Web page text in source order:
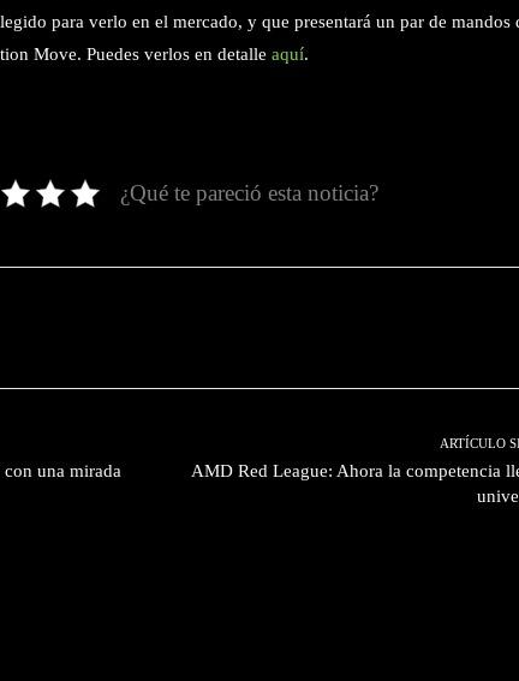
para verlo en el mercado, y que presentará un par de mandos
Move. Puedes verlos en detalle aquí.
¿Qué te pareció esta noticia?
una mirada
ARTÍCULO
AMD Red League: Ahora la competencia